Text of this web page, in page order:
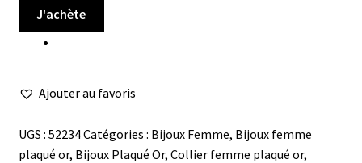
Collier
double
anneau
J'achète
Ajouter au favoris
UGS : 52234Catégories : Bijoux Femme, Bijoux femme
plaqué or, Bijoux Plaqué Or, Collier femme plaqué or,